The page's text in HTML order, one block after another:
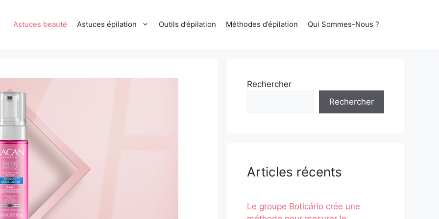
Astuces beauté Astuces épilation Outils d’épilation Méthodes d’épilation Qui Sommes-Nous ?
Rechercher
Rechercher
Articles récents
Le groupe Boticário crée une